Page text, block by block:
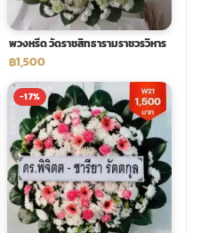
พวงหรีด วัดราชสิทธารามราชวรวิหาร
฿1,500
-17%